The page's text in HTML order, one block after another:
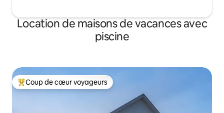
Location de maisons de vacances avec
piscine
Coups de cœur voyageurs les plus appréciés
Coup de cœur voyageurs